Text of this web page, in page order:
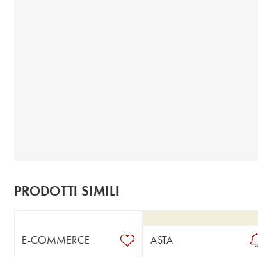
PRODOTTI SIMILI
E-COMMERCE ASTA